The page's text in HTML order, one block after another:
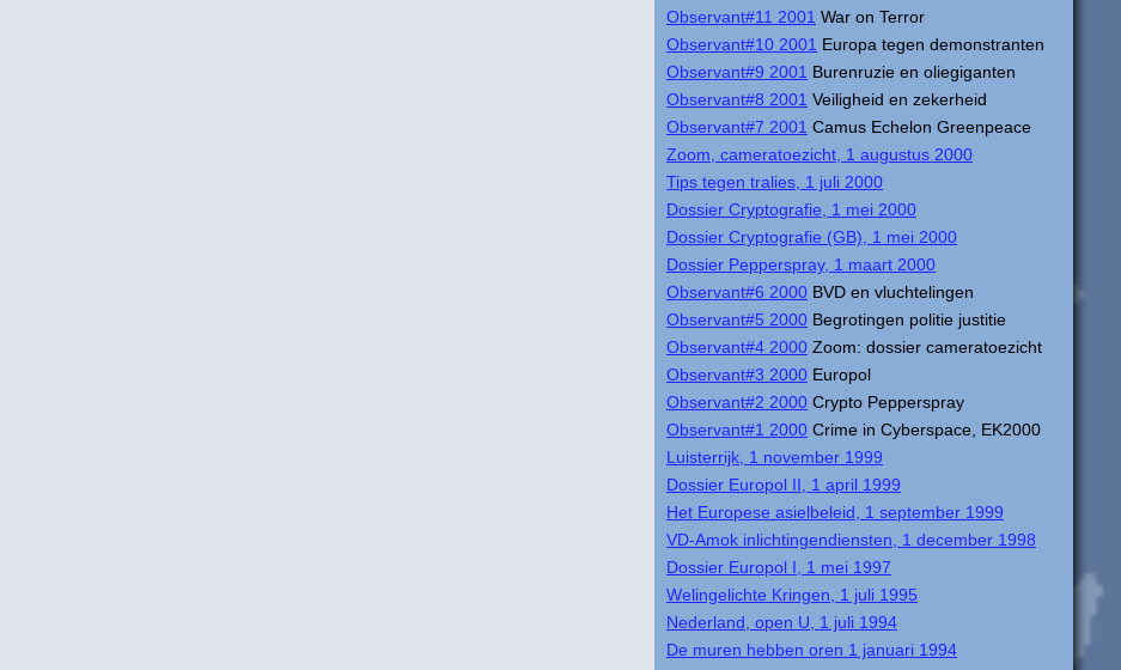
Observant#11 2001 War on Terror
Observant#10 2001 Europa tegen demonstranten
Observant#9 2001 Burenruzie en oliegiganten
Observant#8 2001 Veiligheid en zekerheid
Observant#7 2001 Camus Echelon Greenpeace
Zoom, cameratoezicht, 1 augustus 2000
Tips tegen tralies, 1 juli 2000
Dossier Cryptografie, 1 mei 2000
Dossier Cryptografie (GB), 1 mei 2000
Dossier Pepperspray, 1 maart 2000
Observant#6 2000 BVD en vluchtelingen
Observant#5 2000 Begrotingen politie justitie
Observant#4 2000 Zoom: dossier cameratoezicht
Observant#3 2000 Europol
Observant#2 2000 Crypto Pepperspray
Observant#1 2000 Crime in Cyberspace, EK2000
Luisterrijk, 1 november 1999
Dossier Europol II, 1 april 1999
Het Europese asielbeleid, 1 september 1999
VD-Amok inlichtingendiensten, 1 december 1998
Dossier Europol I, 1 mei 1997
Welingelichte Kringen, 1 juli 1995
Nederland, open U, 1 juli 1994
De muren hebben oren 1 januari 1994